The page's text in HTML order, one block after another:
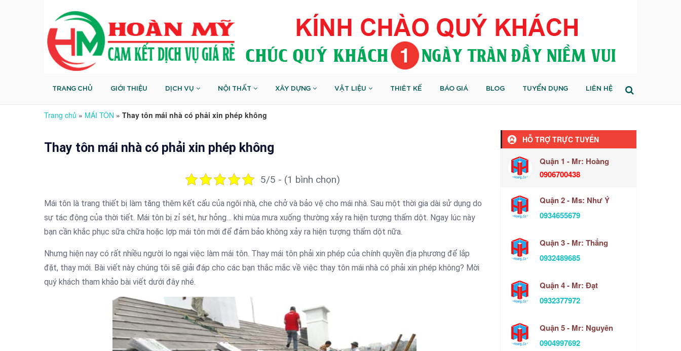
TRANG CHỦ GIỚI THIỆU DỊCH VỤ NỘI THẤT XÂY DỰNG VẬT LIỆU THIÊT KẾ BÁO GIÁ BLOG TUYỂN DỤNG LIÊN HỆ
Trang chủ » MÁI TÔN » Thay tôn mái nhà có phải xin phép không
Thay tôn mái nhà có phải xin phép không
5/5 - (1 bình chọn)
Mái tôn là trang thiết bị làm tăng thêm kết cấu của ngôi nhà, che chở và bảo vệ cho mái nhà. Sau một thời gia dài sử dụng do
sự tác động của thời tiết. Mái tôn bị zỉ sét, hư hỏng… khi mùa mưa xuống thường xảy ra hiện tượng thấm dột. Ngay lúc này
bạn cần khắc phục sữa chữa hoặc lợp mái tôn mới để đảm bảo không xảy ra hiện tượng thấm dột nữa.
Nhưng hiện nay có rất nhiều người lo ngại việc làm mái tôn. Thay mái tôn phải xin phép của chính quyền địa phương để lắp
đặt, thay mới. Bài viết này chúng tôi sẽ giải đáp cho các bạn thắc mắc về việc thay tôn mái nhà có phải xin phép không? Mời
quý khách tham khảo bài viết dưới đây nhé.
HỖ TRỢ TRỰC TUYẾN
Quận 1 - Mr: Hoàng
0906700438
Quận 2 - Ms: Như Ý
0934655679
Quận 3 - Mr: Thắng
0932489685
Quận 4 - Mr: Đạt
0932377972
Quận 5 - Mr: Nguyên
0904997692